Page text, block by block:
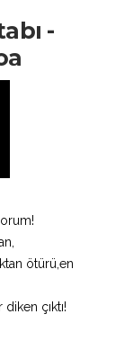
-
ötürü,en
çıktı!